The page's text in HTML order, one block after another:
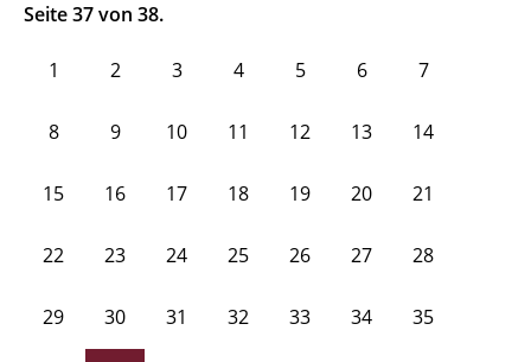
Seite 37 von 38.
1 2 3 4 5 6 7
8 9 10 11 12 13 14
15 16 17 18 19 20 21
22 23 24 25 26 27 28
29 30 31 32 33 34 35